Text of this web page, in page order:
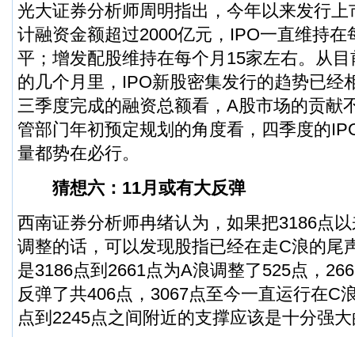
光大证券分析师周明指出，今年以来发行
计融资金额超过2000亿元，IPO一直维持在
平；增发配股维持在每个月15家左右。从
的几个月里，IPO新股密集发行的趋势已经
三季度完成的融资总额看，A股市场的贡献
管部门年初预定规划的角度看，四季度的
量都势在必行。
猜想六：11月或有大反弹
西南证券分析师冉绪认为，如果把3186点
调整的话，可以发现股指已经在走C浪的尾
是3186点到2661点为A浪调整了525点，
反弹了共406点，3067点至今一直运行在C
点到2245点之间附近的支撑应该是十分强